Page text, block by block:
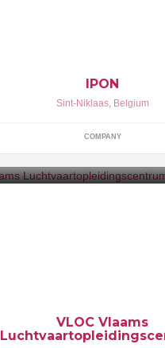
IPON
Sint-Niklaas, Belgium
COMPANY
VLOC Vlaams